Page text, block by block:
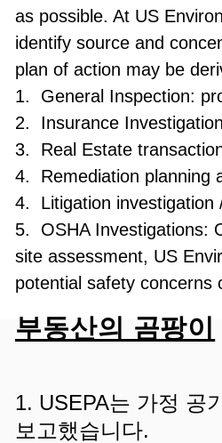
as possible. At US
identify source and
plan of action may be
1. General Inspection:
2. Insurance
3. Real Estate
4. Remediation planning
4. Litigation investigation
5. OSHA Investigations:
site assessment, US
potential safety
부동산의 곰팡이
1. USEPA는 가정 공
보고했습니다.